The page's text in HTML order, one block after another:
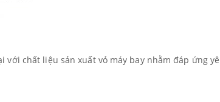
với chất liệu sản xuất vỏ máy bay nhằm đáp ứng